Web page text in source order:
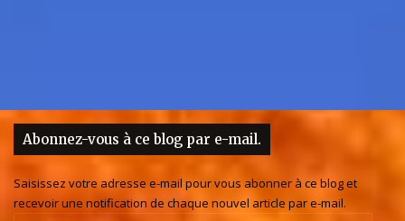
Abonnez-vous à ce blog par e-mail.
Saisissez votre adresse e-mail pour vous abonner à ce blog et
recevoir une notification de chaque nouvel article par e-mail.